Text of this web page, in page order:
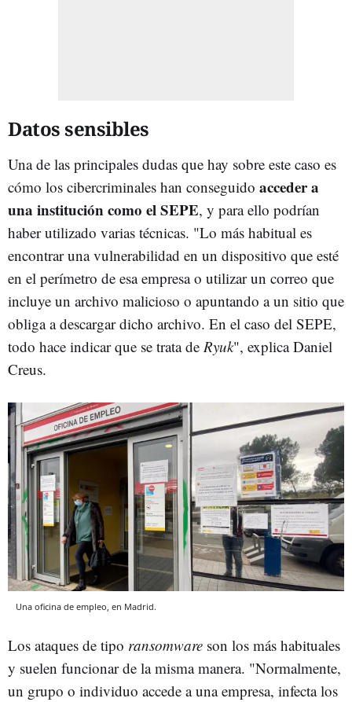
Datos sensibles
Una de las principales dudas que hay sobre este caso es
cómo los cibercriminales han conseguido acceder a
una institución como el SEPE, y para ello podrían
haber utilizado varias técnicas. "Lo más habitual es
encontrar una vulnerabilidad en un dispositivo que esté
en el perímetro de esa empresa o utilizar un correo que
incluye un archivo malicioso o apuntando a un sitio que
obliga a descargar dicho archivo. En el caso del SEPE,
todo hace indicar que se trata de Ryuk", explica Daniel
Creus.
Una oficina de empleo, en Madrid.
Los ataques de tipo ransomware son los más habituales
y suelen funcionar de la misma manera. "Normalmente,
un grupo o individuo accede a una empresa, infecta los